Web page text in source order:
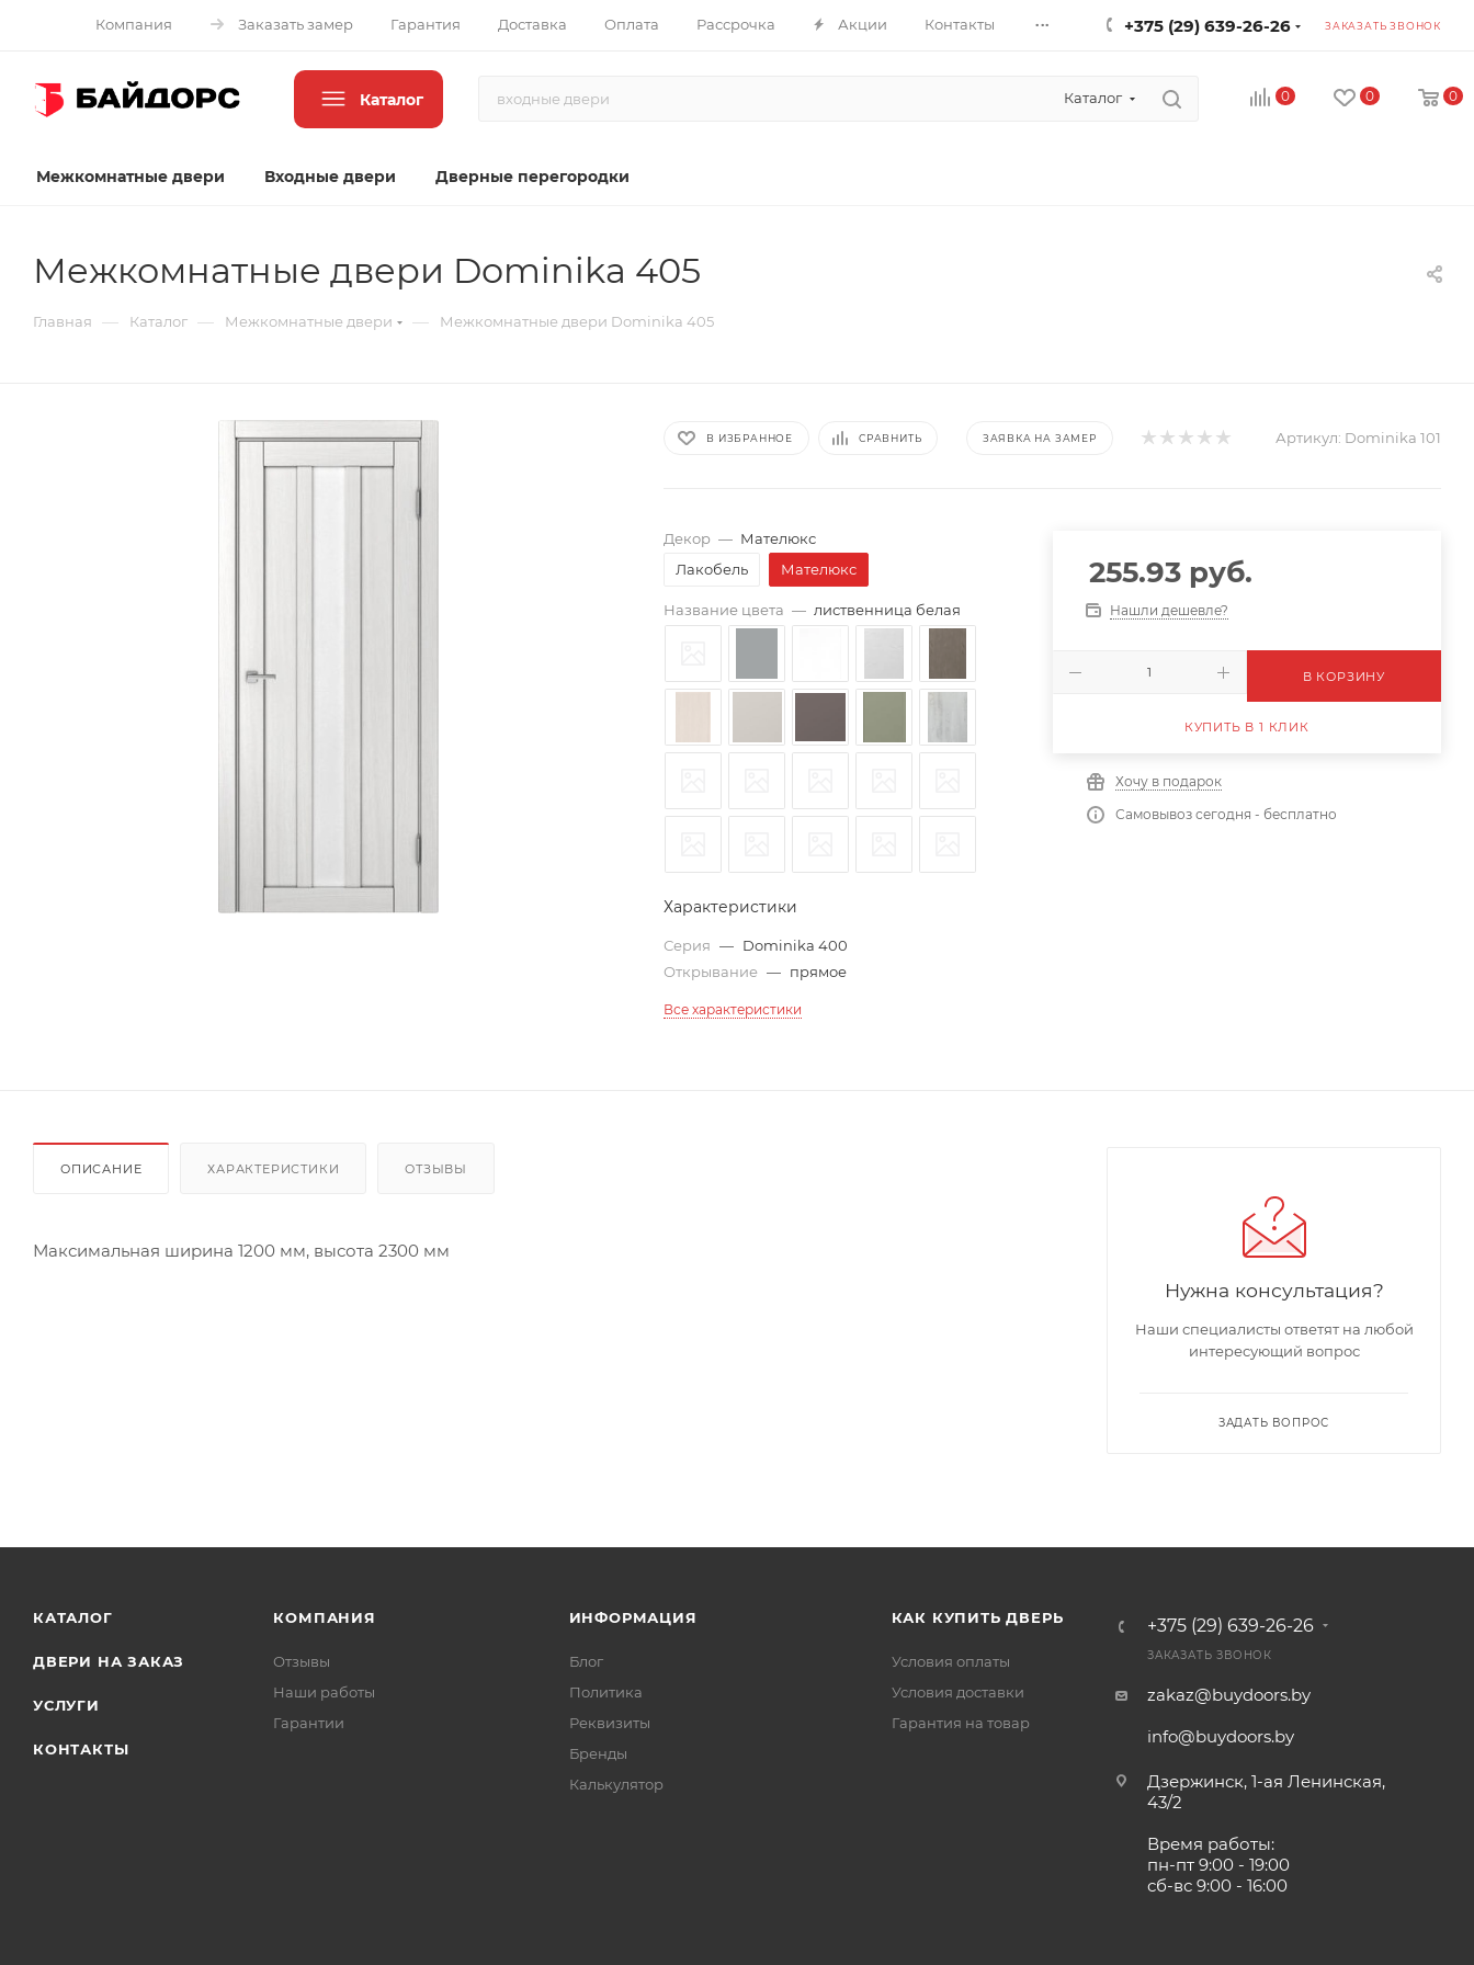
Компания Заказать замер Гарантия Доставка Оплата Рассрочка Акции Контакты ... +375 (29) 639-26-26 ЗАКАЗАТЬ ЗВОНОК
Каталог Каталог 0 0 0
Межкомнатные двери Входные двери Дверные перегородки
Межкомнатные двери Dominika 405
Главная — Каталог — Межкомнатные двери — Межкомнатные двери Dominika 405
В ИЗБРАННОЕ СРАВНИТЬ ЗАЯВКА НА ЗАМЕР Артикул: Dominika 101
Декор — Мателюкс
Лакобель
Мателюкс
Название цвета — лиственница белая
Характеристики
Серия — Dominika 400
Открывание — прямое
Все характеристики
255.93руб.
Нашли дешевле?
В КОРЗИНУ
КУПИТЬ В 1 КЛИК
Хочу в подарок
Самовывоз сегодня - бесплатно
ОПИСАНИЕ ХАРАКТЕРИСТИКИ ОТЗЫВЫ
Максимальная ширина 1200 мм, высота 2300 мм
Нужна консультация?
Наши специалисты ответят на любой
интересующий вопрос
ЗАДАТЬ ВОПРОС
КАТАЛОГ
ДВЕРИ НА ЗАКАЗ
УСЛУГИ
КОНТАКТЫ
КОМПАНИЯ
Отзывы
Наши работы
Гарантии
ИНФОРМАЦИЯ
Блог
Политика
Реквизиты
Бренды
Калькулятор
КАК КУПИТЬ ДВЕРЬ
Условия оплаты
Условия доставки
Гарантия на товар
+375 (29) 639-26-26
ЗАКАЗАТЬ ЗВОНОК
zakaz@buydoors.by
info@buydoors.by
Дзержинск, 1-ая Ленинская,
43/2
Время работы:
пн-пт 9:00 - 19:00
сб-вс 9:00 - 16:00